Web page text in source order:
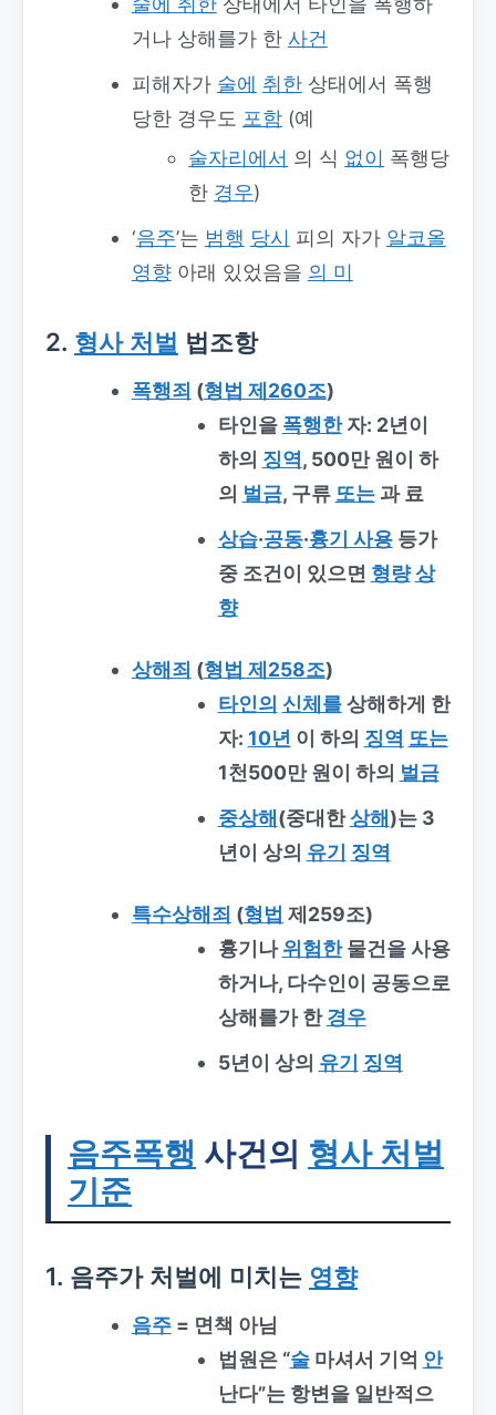
거나 상해를가 한 사건
피해자가 술에 취한상태에서 폭행
당한 경우도 포함(예
술자리에서 의 식 없이 폭행당
한 경우)
‘음주’는 범행 당시 피의 자가 알코올
영향아래 있었음을 의 미
2. 형사 처벌 법조항
폭행죄 (형법 제260조)
타인을 폭행한자: 2년이
하의 징역, 500만 원이 하
의 벌금, 구류 또는과 료
상습·공동·흉기 사용등가
중 조건이 있으면 형량 상
향
상해죄 (형법 제258조)
타인의 신체를상해하게 한
자: 10년 이 하의 징역 또는
1천500만 원이 하의 벌금
중상해 (중대한상해)는 3
년이 상의 유기 징역
특수상해죄 (형법 제259조)
흉기나위험한물건을 사용
하거나, 다수인이 공동으로
상해를가 한경우
5년이 상의 유기 징역
음주폭행 사건의 형사 처벌
기준
1. 음주가 처벌에 미치는 영향
음주= 면책 아님
법원은 “술마셔서 기억 안
난다”는 항변을 일반적으